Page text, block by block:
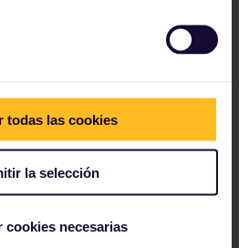
todas las cookies
la selección
cookies necesarias